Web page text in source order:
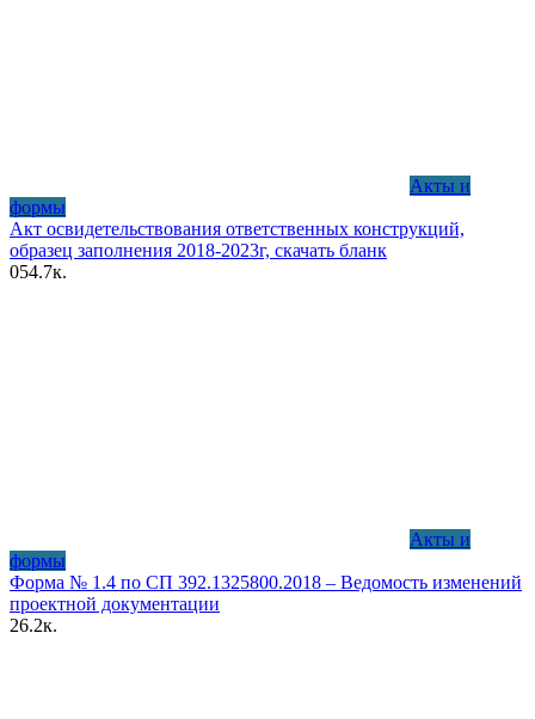
Акты и
формы
Акт освидетельствования ответственных конструкций,
образец заполнения 2018-2023г, скачать бланк
054.7к.
Акты и
формы
Форма № 1.4 по СП 392.1325800.2018 – Ведомость изменений
проектной документации
26.2к.